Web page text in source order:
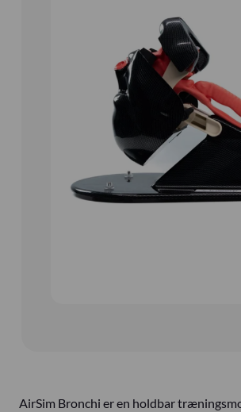
AirSim Bronchi er en holdbar